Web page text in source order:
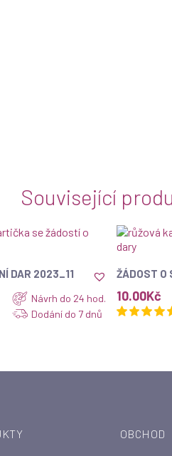
Související
DAR 2023_11
Návrh do 24 hod.
Dodání do 7 dnů
ŽÁDOST O
10.00Kč
OBCHOD